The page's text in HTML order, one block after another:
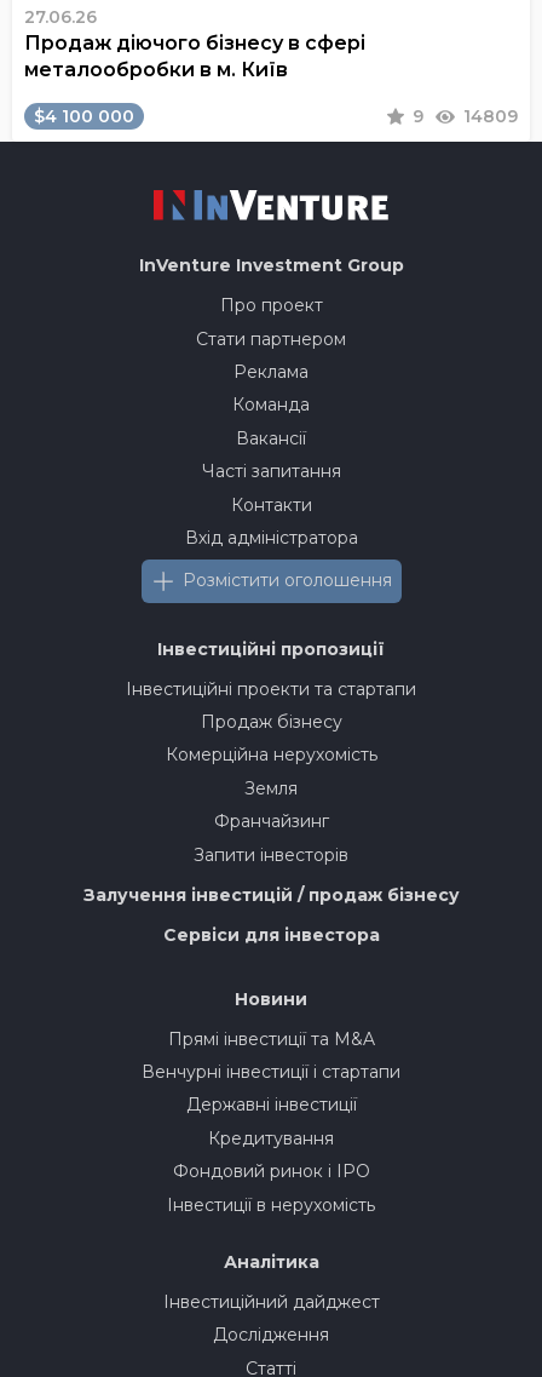
27.06.26
Продаж діючого бізнесу в сфері
металообробки в м. Київ
$4 100 000 9 14809
InVenture Investment Group
Про проект
Стати партнером
Реклама
Команда
Вакансії
Часті запитання
Контакти
Вхід адміністратора
Розмістити оголошення
Інвестиційні пропозиції
Інвестиційні проекти та стартапи
Продаж бізнесу
Комерційна нерухомість
Земля
Франчайзинг
Запити інвесторів
Залучення інвестицій / продаж бізнесу
Сервіси для інвестора
Новини
Прямі інвестиції та M&A
Венчурні інвестиції і стартапи
Державні інвестиції
Кредитування
Фондовий ринок і IPO
Інвестиції в нерухомість
Аналітика
Інвестиційний дайджест
Дослідження
Статті